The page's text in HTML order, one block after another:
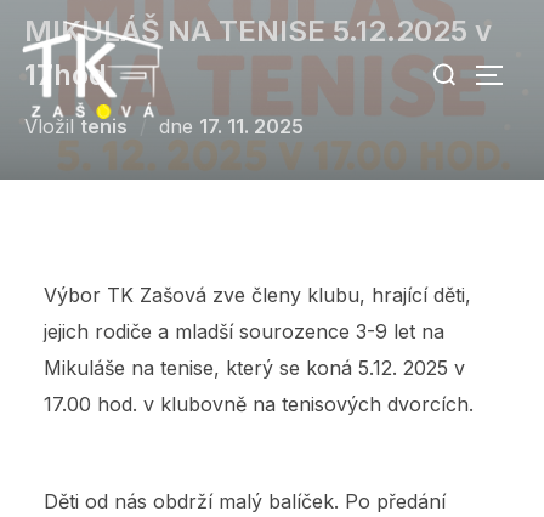
Skip
content
Search
for:
MIKULÁŠ NA TENISE 5.12.2025 v
17hod
Vložil tenis dne Posted
on
17. 11. 2025
Výbor TK Zašová zve členy klubu, hrající děti,
jejich rodiče a mladší sourozence 3-9 let na
Mikuláše na tenise, který se koná 5.12. 2025 v
17.00 hod. v klubovně na tenisových dvorcích.
Děti od nás obdrží malý balíček. Po předání